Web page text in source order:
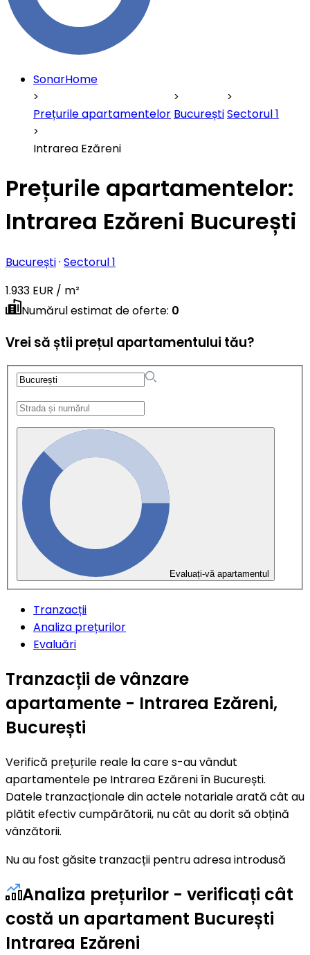
SonarHome
Prețurile apartamentelor BucureștiSectorul 1
Intrarea Ezăreni
Prețurile apartamentelor:
Intrarea Ezăreni București
București· Sectorul 1
1.933 EUR / m²
Numărul estimat de oferte: 0
Vrei să știi prețul apartamentului tău?
Evaluați-vă apartamentul
Tranzacții
Analiza prețurilor
Evaluări
Tranzacții de vânzare
apartamente - Intrarea Ezăreni,
București
Verifică prețurile reale la care s-au vândut
apartamentele pe Intrarea Ezăreni în București.
Datele tranzacționale din actele notariale arată cât au
plătit efectiv cumpărătorii, nu cât au dorit să obțină
vânzătorii.
Nu au fost găsite tranzacții pentru adresa introdusă
Analiza prețurilor - verificați cât
costă un apartament București
Intrarea Ezăreni